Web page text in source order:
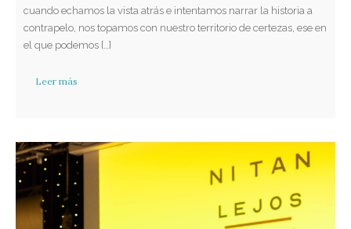
cuando echamos la vista atrás e intentamos narrar la historia a
contrapelo, nos topamos con nuestro territorio de certezas, ese en
el que podemos […]
Leer más